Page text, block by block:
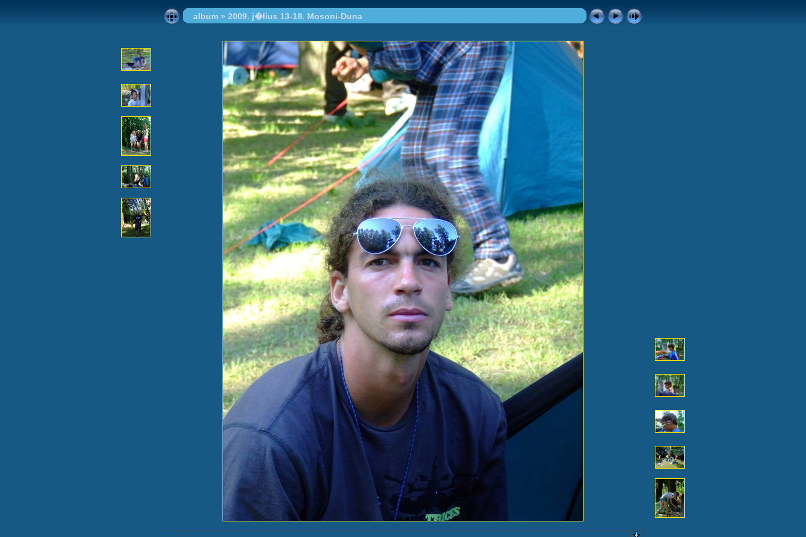
album» 2009. j�lius 13-18. Mosoni-Duna